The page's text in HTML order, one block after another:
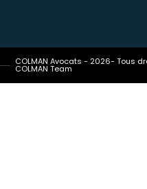
COLMAN Avocats - 2026- Tous
COLMAN Team